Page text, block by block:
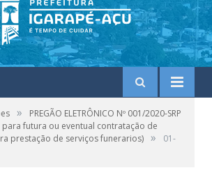
»
PREGÃO ELETRÔNICO Nº 001/2020-SRP
para futura ou eventual contratação de
prestação de serviços funerarios) »
01-